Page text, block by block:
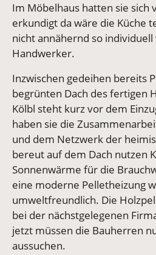
Im Möbelhaus hatten sie sich
erkundigt da wäre die Küche
nicht annähernd so
Handwerker.
Inzwischen gedeihen bereits
begrünten Dach des fertigen
Kölbl steht kurz vor dem
haben sie die
und dem Netzwerk der
bereut auf dem Dach nutzen
Sonnenwärme für die
eine moderne Pelletheizung
umweltfreundlich. Die
bei der nächstgelegenen
jetzt müssen die Bauherren
aussuchen.